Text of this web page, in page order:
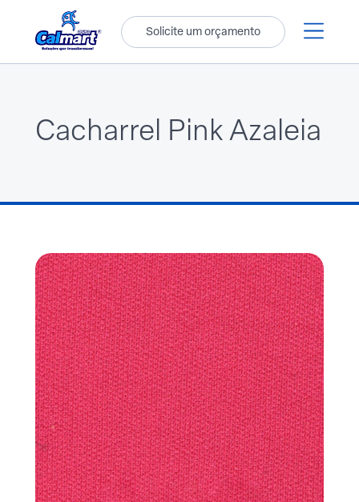
Solicite um orçamento
Cacharrel Pink Azaleia